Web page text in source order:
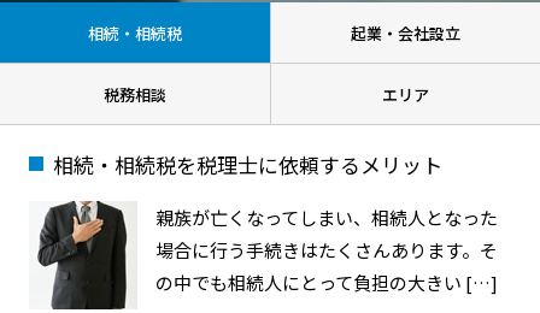
相続・相続税 起業・会社設立
税務相談 エリア
相続・相続税を税理士に依頼するメリット
親族が亡くなってしまい、相続人となった
場合に行う手続きはたくさんあります。そ
の中でも相続人にとって負担の大きい […]